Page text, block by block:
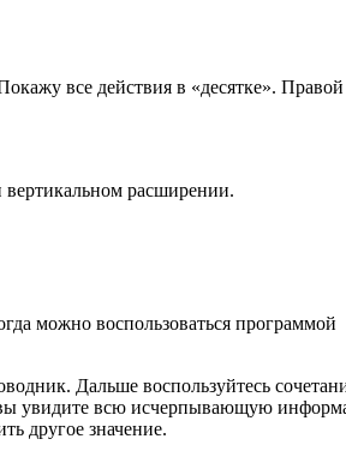
все действия в «десятке». Правой
расширении.
можно воспользоваться программой
Дальше воспользуйтесь
увидите всю исчерпывающую
другое значение.